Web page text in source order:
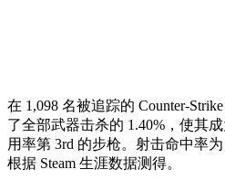
在 1,098 名被追踪的 Counter-
了全部武器击杀的 1.40%，使其
用率第 3rd 的步枪。射击命中率为
根据 Steam 生涯数据测得。